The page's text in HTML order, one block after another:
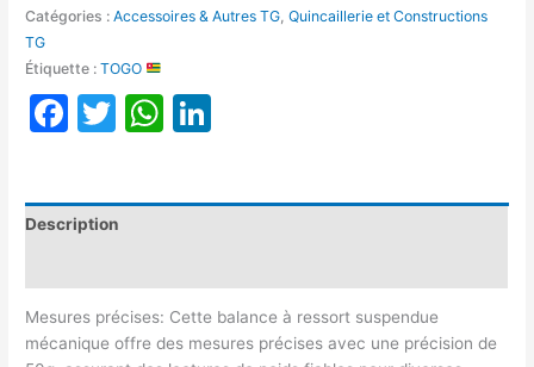
Catégories :Accessoires & Autres TG ,Quincaillerie et Constructions
TG
Étiquette :TOGO
Facebook
TwitterWhatsApp
Description
Mesures précises: Cette balance à ressort suspendue
mécanique offre des mesures précises avec une précision de